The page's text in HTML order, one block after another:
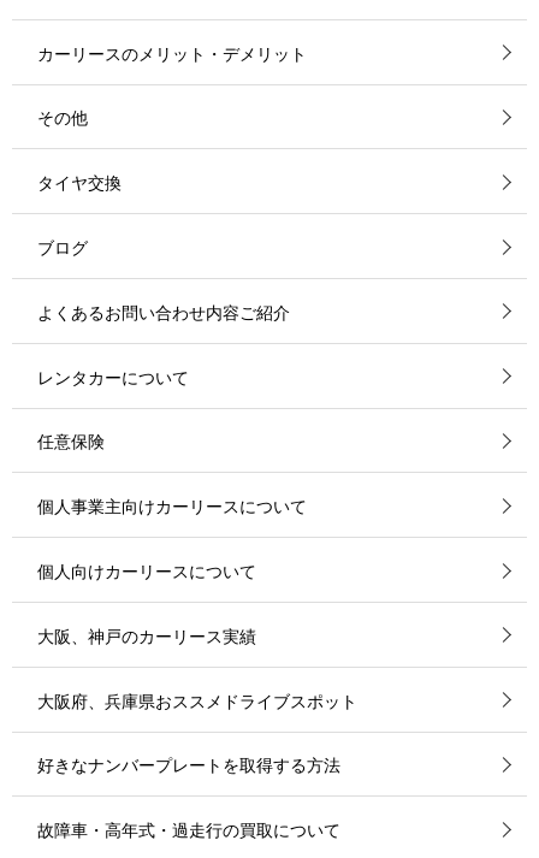
カーリースのメリット・デメリット
その他
タイヤ交換
ブログ
よくあるお問い合わせ内容ご紹介
レンタカーについて
任意保険
個人事業主向けカーリースについて
個人向けカーリースについて
大阪、神戸のカーリース実績
大阪府、兵庫県おススメドライブスポット
好きなナンバープレートを取得する方法
故障車・高年式・過走行の買取について